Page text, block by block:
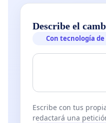
Describe el
Con tecnología de
Escribe con tus
redactará una